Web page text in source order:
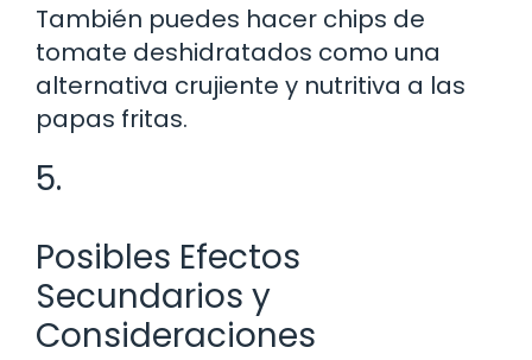
También puedes hacer chips de
tomate deshidratados como una
alternativa crujiente y nutritiva a las
papas fritas.
5.
Posibles Efectos
Secundarios y
Consideraciones